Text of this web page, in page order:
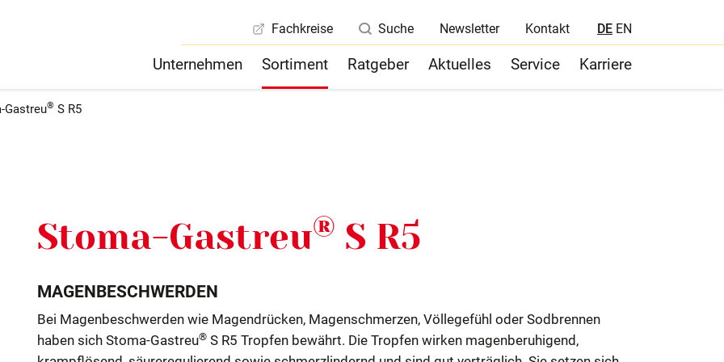
Fachkreise Suche Newsletter Kontakt DE EN
Unternehmen
Qualität
Sortiment Ratgeber Aktuelles Service
Kontakte
Karriere
Gastreu® S R5
Stoma-Gastreu® S R5
MAGENBESCHWERDEN
Bei Magenbeschwerden wie Magendrücken, Magenschmerzen, Völlegefühl oder Sodbrennen
haben sich Stoma-Gastreu® S R5 Tropfen bewährt. Die Tropfen wirken magenberuhigend,